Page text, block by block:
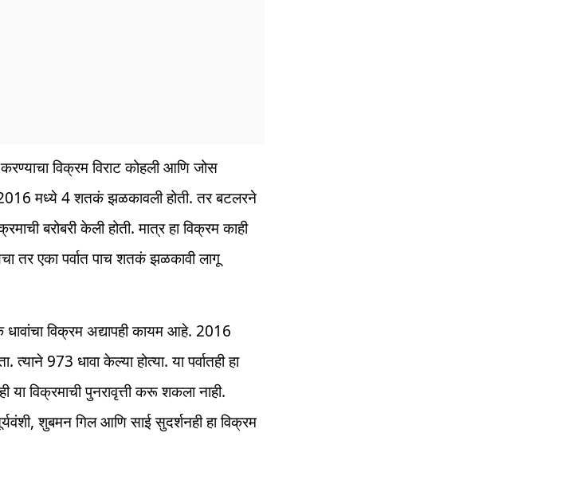
विक्रम विराट कोहली आणि जोस
2016 मध्ये 4 शतकं झळकावली होती. तर बटलरने
बरोबरी केली होती. मात्र हा विक्रम काही
तर एका पर्वात पाच शतकं झळकावी लागू
धावांचा विक्रम अद्यापही कायम आहे. 2016
त्याने 973 धावा केल्या होत्या. या पर्वातही हा
या विक्रमाची पुनरावृत्ती करू शकला नाही.
शुबमन गिल आणि साई सुदर्शनही हा विक्रम